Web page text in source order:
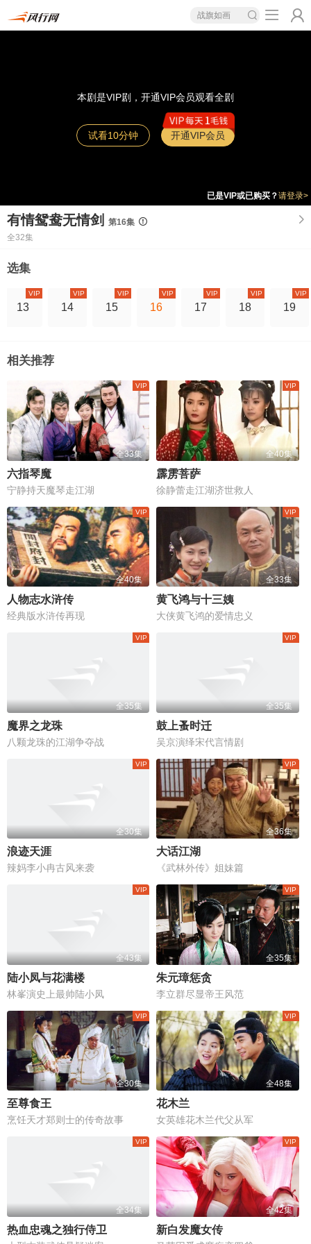
战旗如画
本剧是VIP剧，开通VIP会员观看全剧
试看10分钟 开通VIP会员
已是VIP或已购买？请登录>
有情鸳鸯无情剑
第16集
全32集
选集
13
VIP
14
VIP
15
VIP
16
VIP
17
VIP
18
VIP
19
VIP
相关推荐
全33集
六指琴魔
宁静持天魔琴走江湖
全40集
霹雳菩萨
徐静蕾走江湖济世救人
全40集
人物志水浒传
经典版水浒传再现
全33集
黄飞鸿与十三姨
大侠黄飞鸿的爱情忠义
全35集
魔界之龙珠
八颗龙珠的江湖争夺战
全35集
鼓上蚤时迁
吴京演绎宋代言情剧
全30集
浪迹天涯
辣妈李小冉古风来袭
全36集
大话江湖
《武林外传》姐妹篇
全43集
陆小凤与花满楼
林峯演史上最帅陆小凤
全35集
朱元璋惩贪
李立群尽显帝王风范
全30集
至尊食王
烹饪天才郑则士的传奇故事
全48集
花木兰
女英雄花木兰代父从军
全34集
热血忠魂之独行侍卫
全42集
新白发魔女传